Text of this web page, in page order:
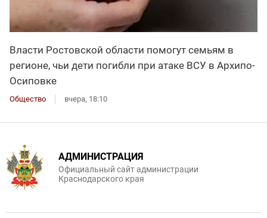
Власти Ростовской области помогут семьям в
регионе, чьи дети погибли при атаке ВСУ в Архипо-
Осиповке
Общество вчера, 18:10
АДМИНИСТРАЦИЯ
Официальный сайт администрации
Краснодарского края